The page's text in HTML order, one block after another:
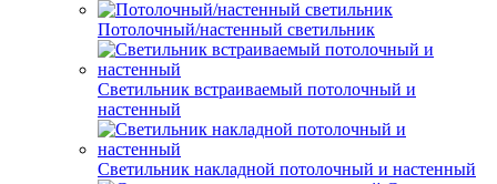
Потолочный/настенный светильник
Светильник встраиваемый потолочный и
настенный
Светильник накладной потолочный и настенный